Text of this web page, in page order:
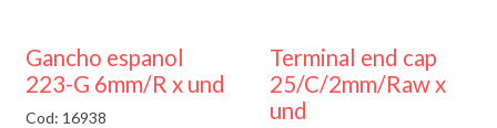
Gancho espanol
223-G 6mm/R x und
Cod: 16938
Terminal end cap
25/C/2mm/Raw x
und